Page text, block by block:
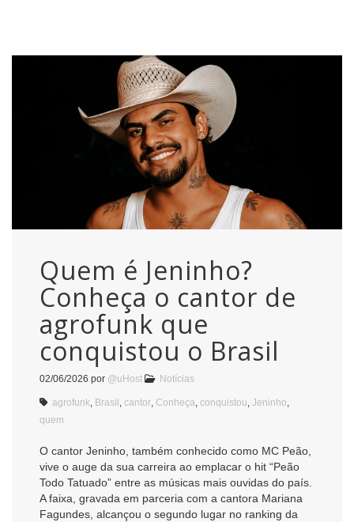
Quem é Jeninho?
Conheça o cantor de
agrofunk que
conquistou o Brasil
02/06/2026 por @uHost Notícias
agrofunk Brasil cantor Conheça conquistou Jeninho
quem
O cantor Jeninho, também conhecido como MC Peão,
vive o auge da sua carreira ao emplacar o hit “Peão
Todo Tatuado” entre as músicas mais ouvidas do país.
A faixa, gravada em parceria com a cantora Mariana
Fagundes, alcançou o segundo lugar no ranking da